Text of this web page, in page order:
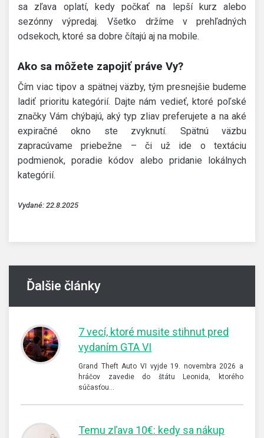
sa zľava oplatí, kedy počkať na lepší kurz alebo
sezónny výpredaj. Všetko držíme v prehľadných
odsekoch, ktoré sa dobre čítajú aj na mobile.
Ako sa môžete zapojiť práve Vy?
Čím viac tipov a spätnej väzby, tým presnejšie budeme
ladiť prioritu kategórií. Dajte nám vedieť, ktoré poľské
značky Vám chýbajú, aký typ zliav preferujete a na aké
expiračné okno ste zvyknutí. Spätnú väzbu
zapracúvame priebežne – či už ide o textáciu
podmienok, poradie kódov alebo pridanie lokálnych
kategórií.
Vydané: 22.8.2025
Ďalšie články
7 vecí, ktoré musite stihnut pred
vydaním GTA VI
Grand Theft Auto VI vyjde 19. novembra 2026 a
hráčov zavedie do štátu Leonida, ktorého
súčasťou…
Temu zľava 10€: kedy sa nákup